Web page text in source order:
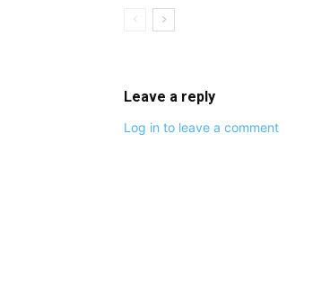
Leave a reply
Log in to leave a comment